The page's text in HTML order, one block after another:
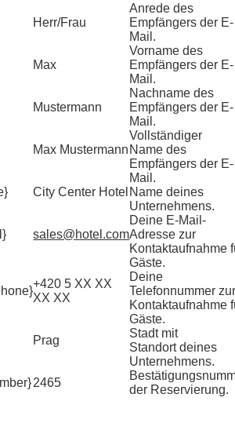
Herr/Frau
Anrede des
Empfängers der E-
Mail.
Max
Vorname des
Empfängers der E-
Mail.
Mustermann
Nachname des
Empfängers der E-
Mail.
Max Mustermann
Vollständiger
Name des
Empfängers der E-
Mail.
City Center Hotel Name deines
Unternehmens.
sales@hotel.com
Deine E-Mail-
Adresse zur
Kontaktaufnahme
Gäste.
+420 5 XX XX
XX XX
Deine
Telefonnummer
Kontaktaufnahme
Gäste.
Prag
Stadt mit
Standort deines
Unternehmens.
2465
der Reservierung.